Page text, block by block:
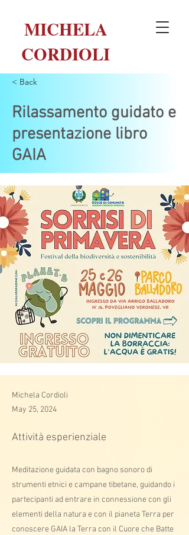
MICHELA
CORDIOLI
< Back
Rilassamento guidato e
presentazione libro
GAIA
Michela Cordioli
May 25, 2024
Attività esperienziale
Meditazione guidata con bagno sonoro di
strumenti etnici e campane tibetane, guidando i
partecipanti ad entrare in connessione con gli
elementi della natura e con il pianeta Terra per
conoscere GAIA la Terra con il Cuore che Batte